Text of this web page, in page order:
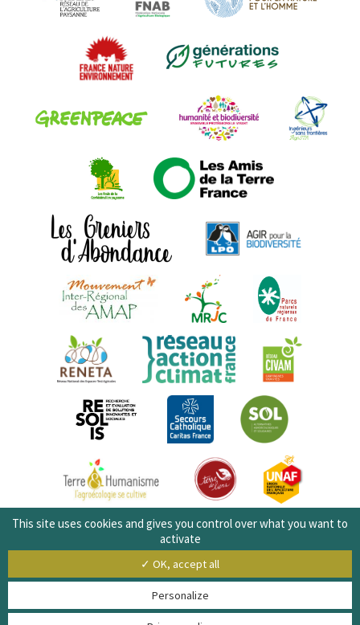
This site uses cookies and gives you control over what you want to
activate
✓ OK, accept all
Personalize